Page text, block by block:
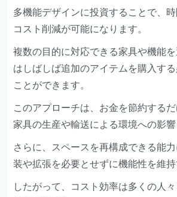
多機能デザインに投資することで、
コスト削減が可能になります。
複数の目的に対応できる家具や機能
はしばしば追加のアイテムを購入す
ことができます。
このアプローチは、お金を節約する
家具の生産や輸送による環境への影響
さらに、スペースを再構成できる能
装や拡張を必要とせずに機能性を維持
したがって、コスト効率は多くの人